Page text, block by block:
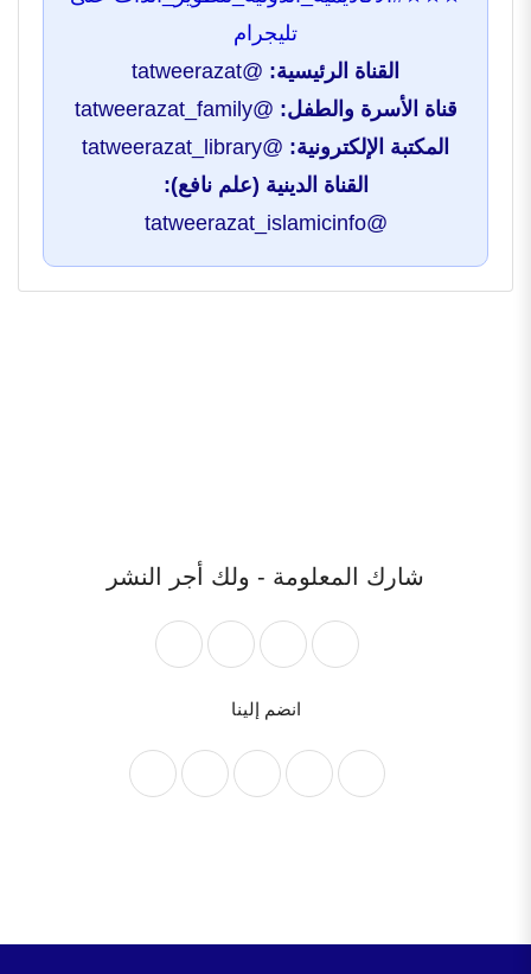
تليجرام
القناة الرئيسية: @tatweerazat
قناة الأسرة والطفل: @tatweerazat_family
المكتبة الإلكترونية: @tatweerazat_library
القناة الدينية (علم نافع):
@tatweerazat_islamicinfo
شارك المعلومة - ولك أجر النشر
انضم إلينا